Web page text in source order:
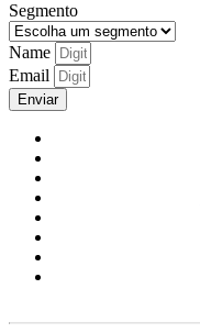
Segmento
Name
Email
Enviar